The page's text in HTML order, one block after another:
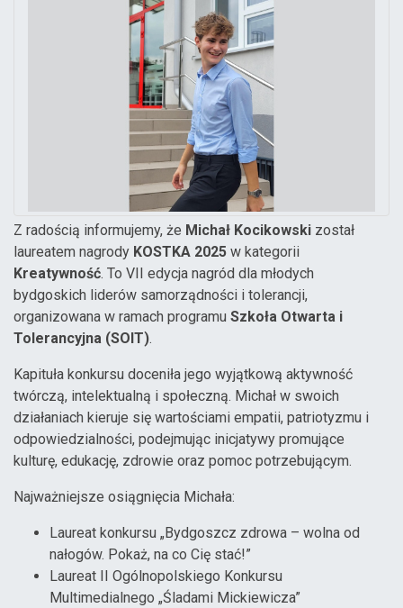
Z radością informujemy, że Michał Kocikowski został
laureatem nagrody KOSTKA 2025 w kategorii
Kreatywność. To VII edycja nagród dla młodych
bydgoskich liderów samorządności i tolerancji,
organizowana w ramach programu Szkoła Otwarta i
Tolerancyjna (SOIT).
Kapituła konkursu doceniła jego wyjątkową aktywność
twórczą, intelektualną i społeczną. Michał w swoich
działaniach kieruje się wartościami empatii, patriotyzmu i
odpowiedzialności, podejmując inicjatywy promujące
kulturę, edukację, zdrowie oraz pomoc potrzebującym.
Najważniejsze osiągnięcia Michała:
Laureat konkursu „Bydgoszcz zdrowa – wolna od
nałogów. Pokaż, na co Cię stać!”
Laureat II Ogólnopolskiego Konkursu
Multimedialnego „Śladami Mickiewicza”